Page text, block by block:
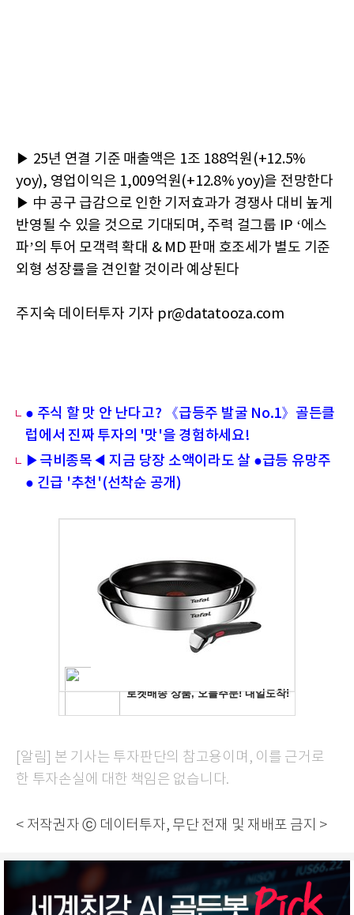
▶ 25년 연결 기준 매출액은 1조 188억원(+12.5%
yoy), 영업이익은 1,009억원(+12.8% yoy)을 전망한다
▶ 中 공구 급감으로 인한 기저효과가 경쟁사 대비 높게
반영될 수 있을 것으로 기대되며, 주력 걸그룹 IP ‘에스
파’의 투어 모객력 확대 & MD 판매 호조세가 별도 기준
외형 성장률을 견인할 것이라 예상된다
주지숙 데이터투자 기자 pr@datatooza.com
● 주식 할 맛 안 난다고? 《급등주 발굴 No.1》골든클
럽에서 진짜 투자의 '맛'을 경험하세요!
▶극비종목◀ 지금 당장 소액이라도 살 ●급등 유망주
● 긴급 '추천'(선착순 공개)
[알림] 본 기사는 투자판단의 참고용이며, 이를 근거로
한 투자손실에 대한 책임은 없습니다.
< 저작권자 ⓒ 데이터투자, 무단 전재 및 재배포 금지 >